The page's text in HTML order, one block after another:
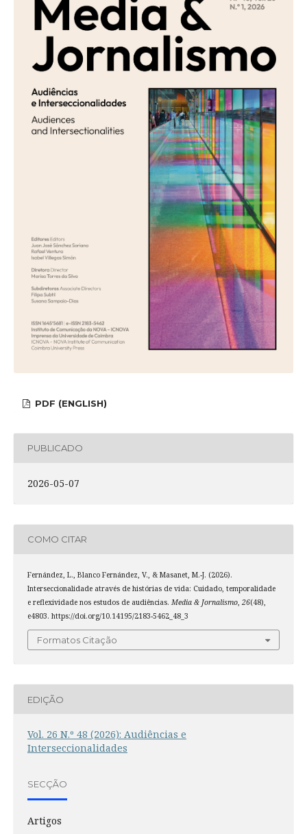
PDF (ENGLISH)
PUBLICADO
2026-05-07
COMO CITAR
Fernández, L., Blanco Fernández, V., & Masanet, M.-J. (2026).
Interseccionalidade através de histórias de vida: Cuidado, temporalidade
e reflexividade nos estudos de audiências. Media & Jornalismo, 26(48),
e4803. https://doi.org/10.14195/2183-5462_48_3
Formatos Citação
EDIÇÃO
Vol. 26 N.º 48 (2026): Audiências e
Interseccionalidades
SECÇÃO
Artigos